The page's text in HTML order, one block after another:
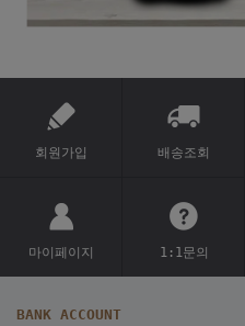
회원가입 배송조회
마이페이지 1:1문의
BANK ACCOUNT